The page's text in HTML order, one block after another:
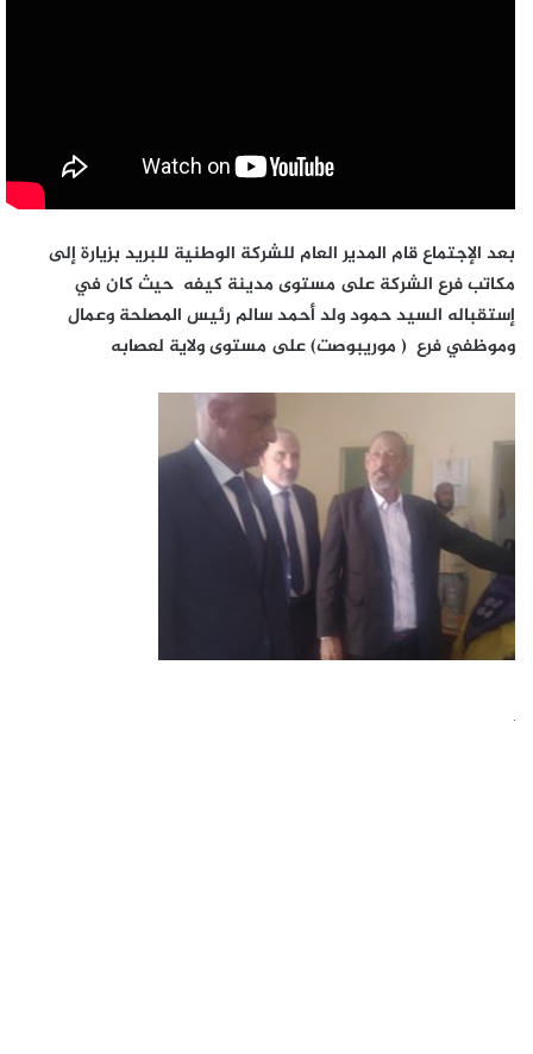
بعد الإجتماع قام المدير العام للشركة الوطنية للبريد بزيارة إلى
مكاتب فرع الشركة على مستوى مدينة كيفه حيث كان في
إستقباله السيد حمود ولد أحمد سالم رئيس المصلحة وعمال
وموظفي فرع ( موريبوصت) على مستوى ولاية لعصابه